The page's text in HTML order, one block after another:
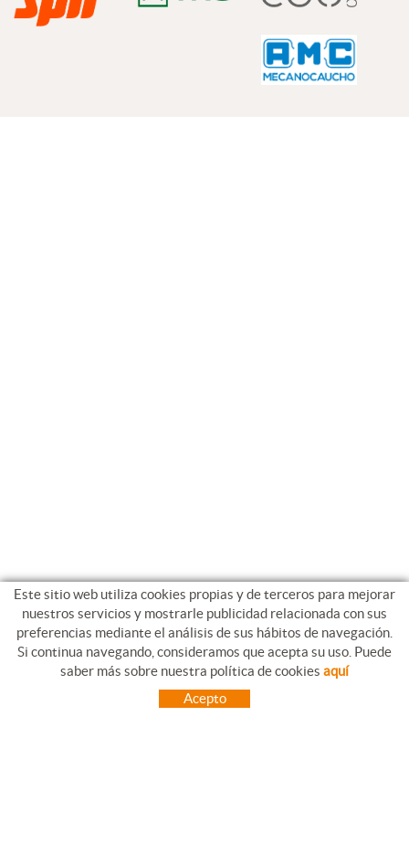
CONTACTO
Veïnat mas ferran s/n
17844 CORNELLÀ DE TERRI (Girona)
Este sitio web utiliza cookies propias y de terceros para mejorar
nuestros servicios y mostrarle publicidad relacionada con sus
preferencias mediante el análisis de sus hábitos de navegación.
Si continua navegando, consideramos que acepta su uso. Puede
saber más sobre nuestra política de cookies aquí
Acepto